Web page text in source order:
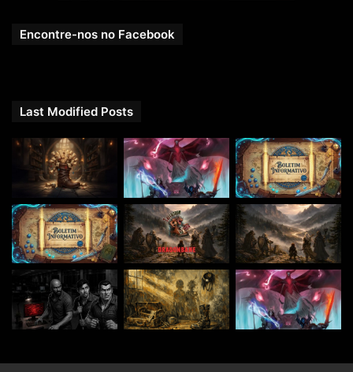
Encontre-nos no Facebook
Last Modified Posts